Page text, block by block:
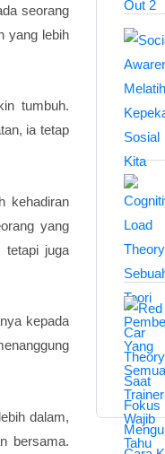
seorang
yang lebih
tumbuh.
ia tetap
kehadiran
yang
tetapi juga
kepada
dalam,
bersama.